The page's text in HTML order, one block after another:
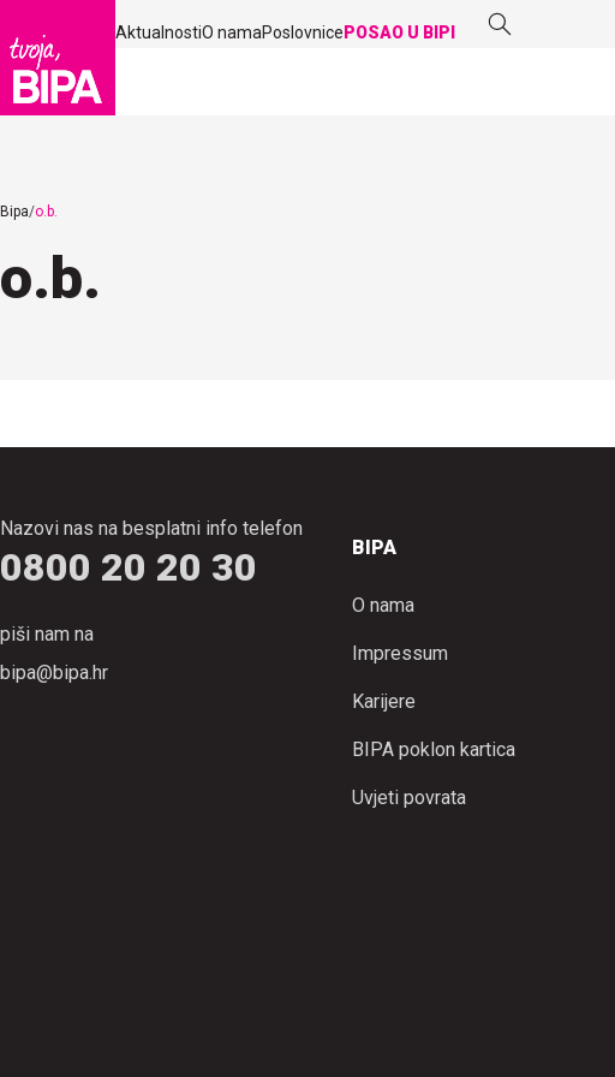
AktualnostiO namaPoslovnice POSAO U BIPI
Bipa o.b.
o.b.
Nazovi nas na besplatni info telefon
0800 20 20 30
piši nam na
bipa@bipa.hr
BIPA
O nama
Impressum
Karijere
BIPA poklon kartica
Uvjeti povrata